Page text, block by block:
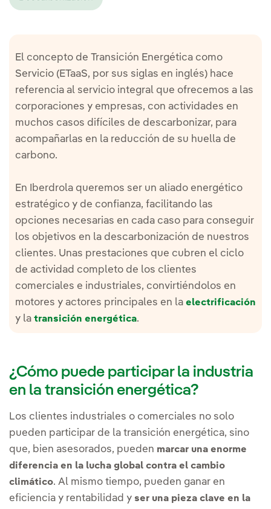
El concepto de Transición Energética como
Servicio (ETaaS, por sus siglas en inglés) hace
referencia al servicio integral que ofrecemos a las
corporaciones y empresas, con actividades en
muchos casos difíciles de descarbonizar, para
acompañarlas en la reducción de su huella de
carbono.
En Iberdrola queremos ser un aliado energético
estratégico y de confianza, facilitando las
opciones necesarias en cada caso para conseguir
los objetivos en la descarbonización de nuestros
clientes. Unas prestaciones que cubren el ciclo
de actividad completo de los clientes
comerciales e industriales, convirtiéndolos en
motores y actores principales en la electrificación
y la transición energética.
¿Cómo puede participar la industria
en la transición energética?
Los clientes industriales o comerciales no solo
pueden participar de la transición energética, sino
que, bien asesorados, pueden marcar una enorme
diferencia en la lucha global contra el cambio
climático. Al mismo tiempo, pueden ganar en
eficiencia y rentabilidad y ser una pieza clave en la